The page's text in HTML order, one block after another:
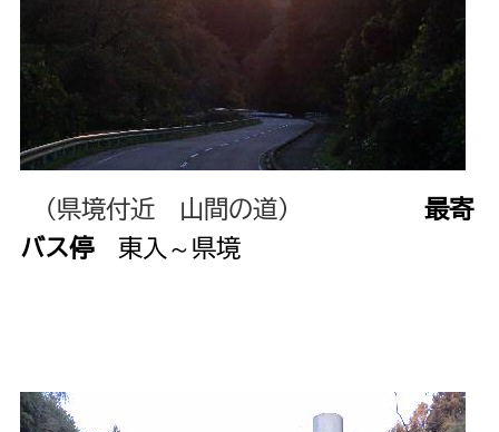
（県境付近 山間の道） 最寄
バス停東入～県境